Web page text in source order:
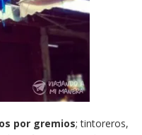
por gremios; tintoreros,